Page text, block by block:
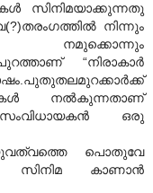
സിനിമയാക്കുന്നതു
നിന്നും
“നിരാകാർ
നൽകുന്നതാണ്
ഒരു
പൊതുവേ
സിനിമ കാണാൻ